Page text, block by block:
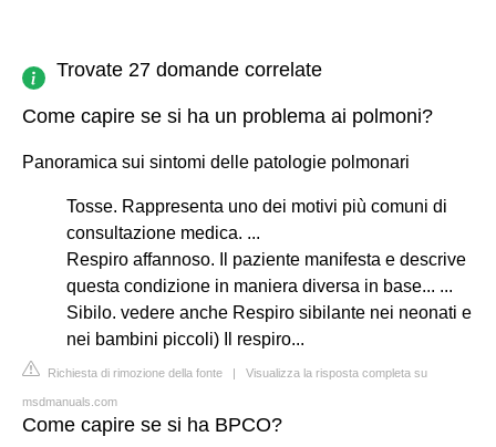
Trovate 27 domande correlate
Come capire se si ha un problema ai polmoni?
Panoramica sui sintomi delle patologie polmonari
Tosse. Rappresenta uno dei motivi più comuni di
consultazione medica. ...
Respiro affannoso. Il paziente manifesta e descrive
questa condizione in maniera diversa in base... ...
Sibilo. vedere anche Respiro sibilante nei neonati e
nei bambini piccoli) Il respiro...
Richiesta di rimozione della fonte | Visualizza la risposta completa su
msdmanuals.com
Come capire se si ha BPCO?